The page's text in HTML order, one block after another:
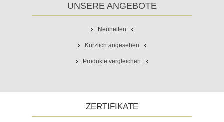
UNSERE ANGEBOTE
Neuheiten
Kürzlich angesehen
Produkte vergleichen
ZERTIFIKATE